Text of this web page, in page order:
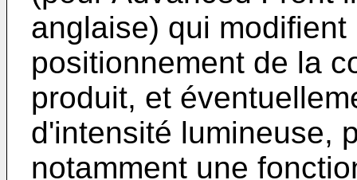
anglaise) qui
positionnement de la
produit, et
d'intensité lumineuse,
notamment une